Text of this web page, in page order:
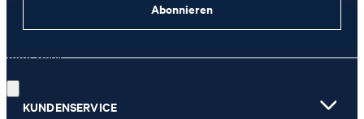
JETZT ANMELDEN
Gute Wahl!
Abonnieren
KUNDENSERVICE